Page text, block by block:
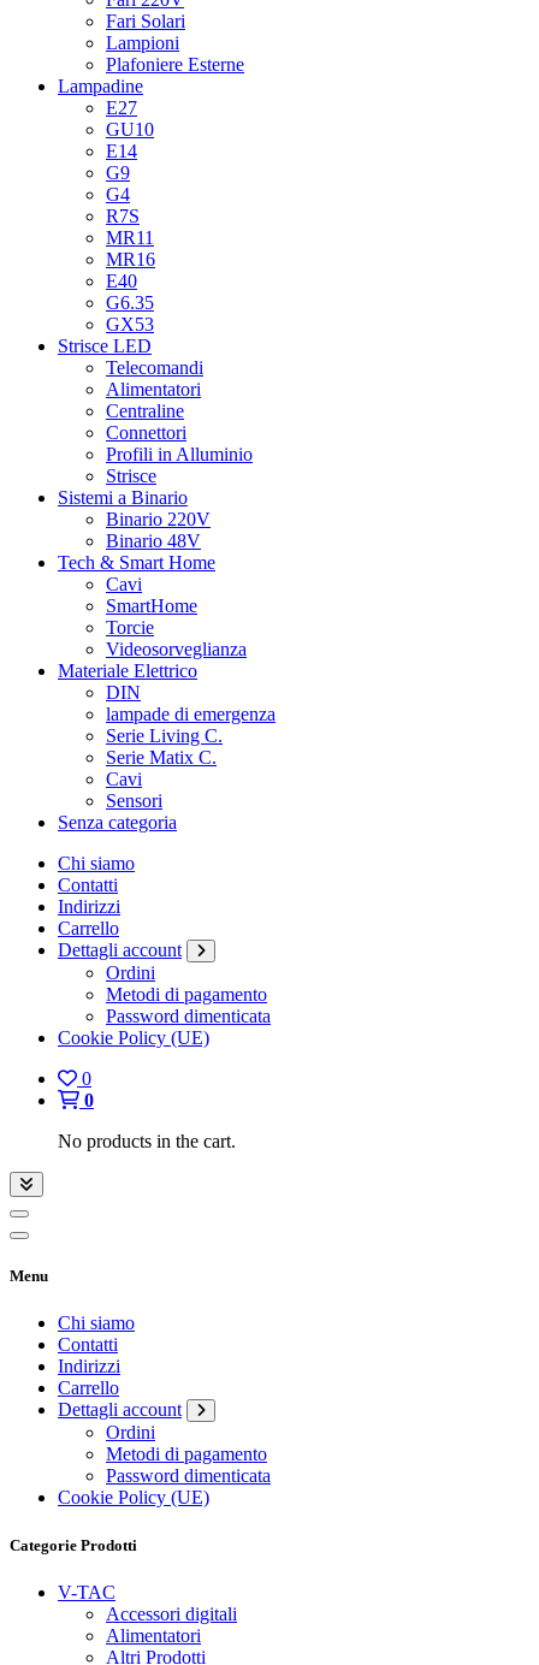
Fari Solari
Lampioni
Plafoniere Esterne
Lampadine
E27
GU10
E14
G9
G4
R7S
MR11
MR16
E40
G6.35
GX53
Strisce LED
Telecomandi
Alimentatori
Centraline
Connettori
Profili in Alluminio
Strisce
Sistemi a Binario
Binario 220V
Binario 48V
Tech & Smart Home
Cavi
SmartHome
Torcie
Videosorveglianza
Materiale Elettrico
DIN
lampade di emergenza
Serie Living C.
Serie Matix C.
Cavi
Sensori
Senza categoria
Chi siamo
Contatti
Indirizzi
Carrello
Dettagli account
Ordini
Metodi di pagamento
Password dimenticata
Cookie Policy (UE)
0
0
No products in the cart.
Menu
Chi siamo
Contatti
Indirizzi
Carrello
Dettagli account
Ordini
Metodi di pagamento
Password dimenticata
Cookie Policy (UE)
Categorie Prodotti
V-TAC
Accessori digitali
Alimentatori
Altri Prodotti